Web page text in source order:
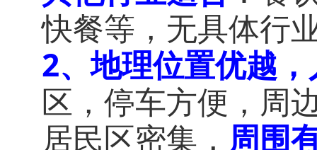
快餐等，无具体行
2、地理位置优越
区，停车方便，周
居民区密集， 周围